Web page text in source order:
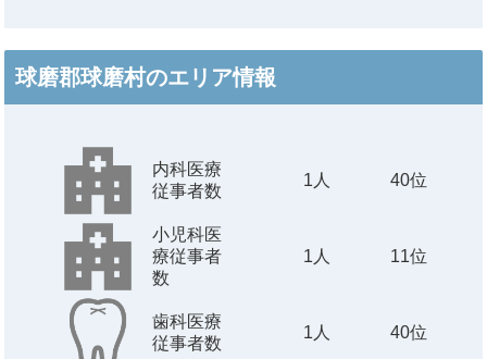
球磨郡球磨村のエリア情報
内科医療
従事者数
1 人 40位
小児科医
療従事者
数
1 人 11位
歯科医療
従事者数
1 人 40位